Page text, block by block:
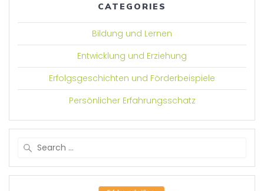
CATEGORIES
Bildung und Lernen
Entwicklung und Erziehung
Erfolgsgeschichten und Förderbeispiele
Persönlicher Erfahrungsschatz